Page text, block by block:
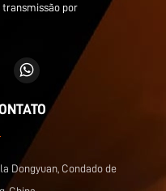
por
Dongyuan, Condado de